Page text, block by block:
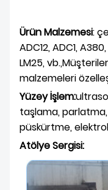
Ürün Malzemesi:
ADC12, ADC1,
LM25,
malzemeleri
Yüzey İşlem:
taşlama,
püskürtme,
Atölye Sergisi: